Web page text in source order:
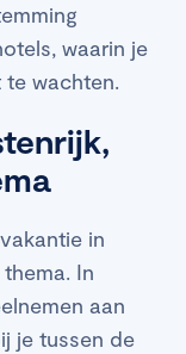
waarin je
te wachten.
in
In
aan
je tussen de